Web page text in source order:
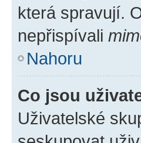
která spravují.
nepřispívali
Nahoru
Co jsou
Uživatelské